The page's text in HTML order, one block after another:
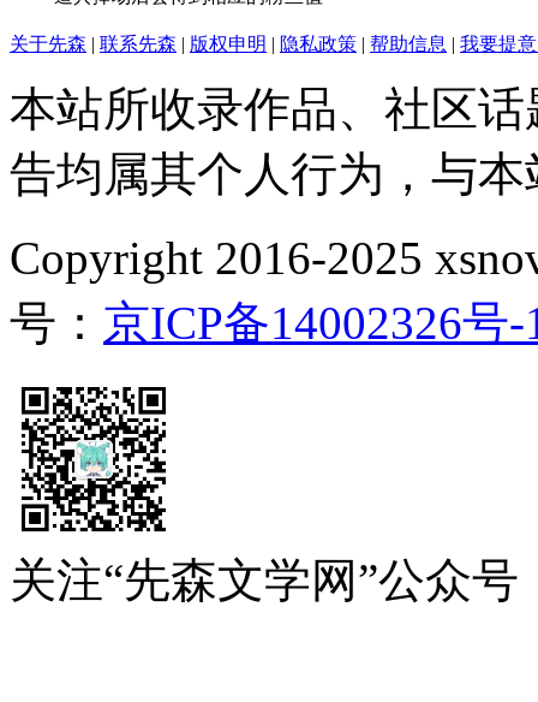
关于先森 | 联系先森 | 版权申明 | 隐私政策 | 帮助信息 | 我要提
本站所收录作品、社区
告均属其个人行为，与
Copyright 2016-2025
号： 京ICP备14002326号-
关注“先森文学网”公众号